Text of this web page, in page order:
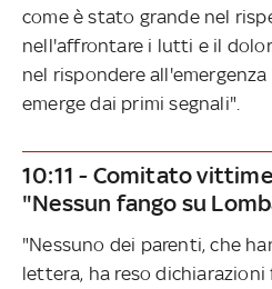
come è stato grande nel
nell'affrontare i lutti e il
nel rispondere
emerge dai primi segnali".
10:11 - Comitato
"Nessun fango su
"Nessuno dei parenti, che
lettera, ha reso